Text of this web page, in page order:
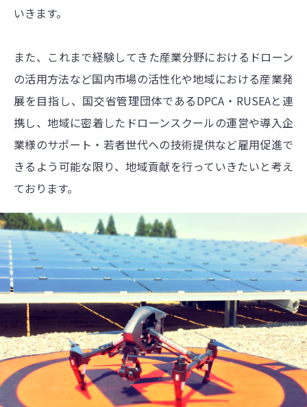
いきます。
また、これまで経験してきた産業分野におけるドローン
の活用方法など国内市場の活性化や地域における産業発
展を目指し、国交省管理団体であるDPCA・RUSEAと連
携し、地域に密着したドローンスクールの運営や導入企
業様のサポート・若者世代への技術提供など雇用促進で
きるよう可能な限り、地域貢献を行っていきたいと考え
ております。